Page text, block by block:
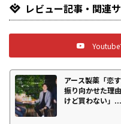
レビュー記事・関連
アース製薬「恋
振り向かせた理
けど買わない」...